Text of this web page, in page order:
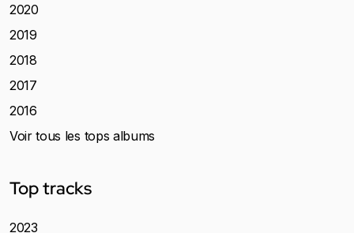
2020
2019
2018
2017
2016
Voir tous les tops albums
Top tracks
2023